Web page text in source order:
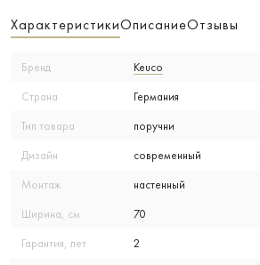
ХарактеристикиОписаниеОтзывы
Бренд Keuco
Страна Германия
Тип товара поручни
Дизайн современный
Монтаж настенный
Ширина, см 70
Гарантия, лет 2